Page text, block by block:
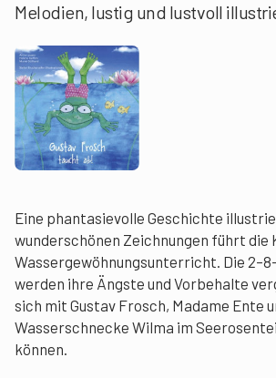
Melodien, lustig und lustvoll
Eine phantasievolle Geschichte
wunderschönen Zeichnungen führt die
Wassergewöhnungsunterricht. Die
werden ihre Ängste und Vorbehalte
sich mit Gustav Frosch, Madame Ente
Wasserschnecke Wilma im
können.